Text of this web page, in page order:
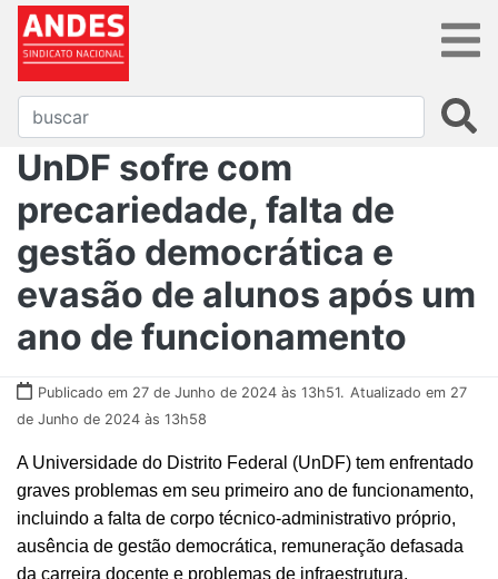
UnDF sofre com
precariedade, falta de
gestão democrática e
evasão de alunos após um
ano de funcionamento
Publicado em 27 de Junho de 2024 às 13h51. Atualizado em 27
de Junho de 2024 às 13h58
A Universidade do Distrito Federal (UnDF) tem enfrentado
graves problemas em seu primeiro ano de funcionamento,
incluindo a falta de corpo técnico-administrativo próprio,
ausência de gestão democrática, remuneração defasada
da carreira docente e problemas de infraestrutura.